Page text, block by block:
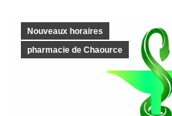
Nouveaux horaires
pharmacie de Chaource